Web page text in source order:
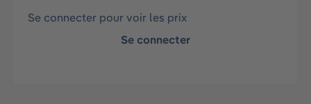
Se connecter pour voir les prix
Se connecter